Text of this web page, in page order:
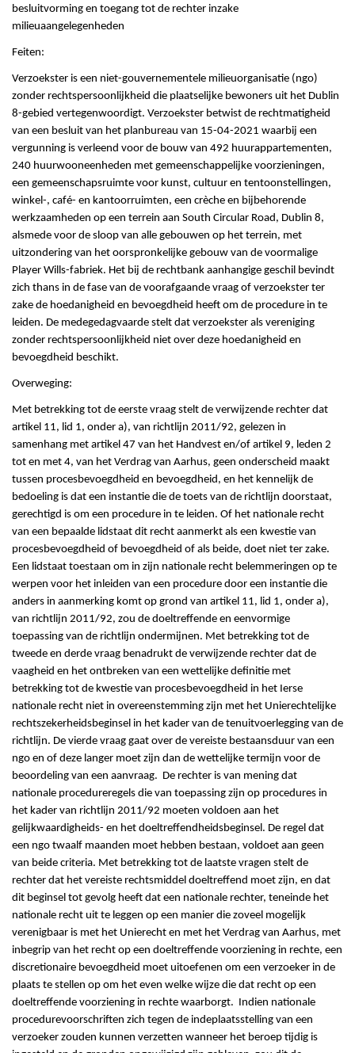
besluitvorming en toegang tot de rechter inzake
milieuaangelegenheden
Feiten:
Verzoekster is een niet-gouvernementele milieuorganisatie (ngo)
zonder rechtspersoonlijkheid die plaatselijke bewoners uit het Dublin
8-gebied vertegenwoordigt. Verzoekster betwist de rechtmatigheid
van een besluit van het planbureau van 15-04-2021 waarbij een
vergunning is verleend voor de bouw van 492 huurappartementen,
240 huurwooneenheden met gemeenschappelijke voorzieningen,
een gemeenschapsruimte voor kunst, cultuur en tentoonstellingen,
winkel-, café- en kantoorruimten, een crèche en bijbehorende
werkzaamheden op een terrein aan South Circular Road, Dublin 8,
alsmede voor de sloop van alle gebouwen op het terrein, met
uitzondering van het oorspronkelijke gebouw van de voormalige
Player Wills-fabriek. Het bij de rechtbank aanhangige geschil bevindt
zich thans in de fase van de voorafgaande vraag of verzoekster ter
zake de hoedanigheid en bevoegdheid heeft om de procedure in te
leiden. De medegedagvaarde stelt dat verzoekster als vereniging
zonder rechtspersoonlijkheid niet over deze hoedanigheid en
bevoegdheid beschikt.
Overweging:
Met betrekking tot de eerste vraag stelt de verwijzende rechter dat
artikel 11, lid 1, onder a), van richtlijn 2011/92, gelezen in
samenhang met artikel 47 van het Handvest en/of artikel 9, leden 2
tot en met 4, van het Verdrag van Aarhus, geen onderscheid maakt
tussen procesbevoegdheid en bevoegdheid, en het kennelijk de
bedoeling is dat een instantie die de toets van de richtlijn doorstaat,
gerechtigd is om een procedure in te leiden. Of het nationale recht
van een bepaalde lidstaat dit recht aanmerkt als een kwestie van
procesbevoegdheid of bevoegdheid of als beide, doet niet ter zake.
Een lidstaat toestaan om in zijn nationale recht belemmeringen op te
werpen voor het inleiden van een procedure door een instantie die
anders in aanmerking komt op grond van artikel 11, lid 1, onder a),
van richtlijn 2011/92, zou de doeltreffende en eenvormige
toepassing van de richtlijn ondermijnen. Met betrekking tot de
tweede en derde vraag benadrukt de verwijzende rechter dat de
vaagheid en het ontbreken van een wettelijke definitie met
betrekking tot de kwestie van procesbevoegdheid in het Ierse
nationale recht niet in overeenstemming zijn met het Unierechtelijke
rechtszekerheidsbeginsel in het kader van de tenuitvoerlegging van de
richtlijn. De vierde vraag gaat over de vereiste bestaansduur van een
ngo en of deze langer moet zijn dan de wettelijke termijn voor de
beoordeling van een aanvraag. De rechter is van mening dat
nationale procedureregels die van toepassing zijn op procedures in
het kader van richtlijn 2011/92 moeten voldoen aan het
gelijkwaardigheids- en het doeltreffendheidsbeginsel. De regel dat
een ngo twaalf maanden moet hebben bestaan, voldoet aan geen
van beide criteria. Met betrekking tot de laatste vragen stelt de
rechter dat het vereiste rechtsmiddel doeltreffend moet zijn, en dat
dit beginsel tot gevolg heeft dat een nationale rechter, teneinde het
nationale recht uit te leggen op een manier die zoveel mogelijk
verenigbaar is met het Unierecht en met het Verdrag van Aarhus, met
inbegrip van het recht op een doeltreffende voorziening in rechte, een
discretionaire bevoegdheid moet uitoefenen om een verzoeker in de
plaats te stellen op om het even welke wijze die dat recht op een
doeltreffende voorziening in rechte waarborgt. Indien nationale
procedurevoorschriften zich tegen de indeplaatsstelling van een
verzoeker zouden kunnen verzetten wanneer het beroep tijdig is